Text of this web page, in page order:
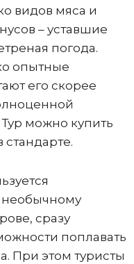
видов мяса и
– уставшие
погода.
опытные
его скорее
можно купить
стандарте.
необычному
сразу
поплавать
При этом туристы